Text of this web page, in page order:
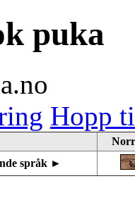
puka
Hopp
språk ►